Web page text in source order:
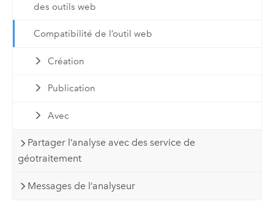
des outils web
Compatibilité de l’outil web
Création
Publication
Avec
Partager l’analyse avec des service de
géotraitement
Messages de l’analyseur